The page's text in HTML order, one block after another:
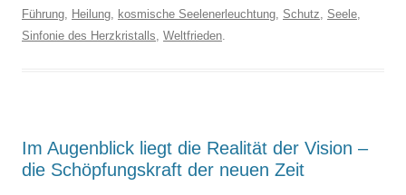
Führung, Heilung, kosmische Seelenerleuchtung, Schutz, Seele,
Sinfonie des Herzkristalls, Weltfrieden.
Im Augenblick liegt die Realität der Vision –
die Schöpfungskraft der neuen Zeit